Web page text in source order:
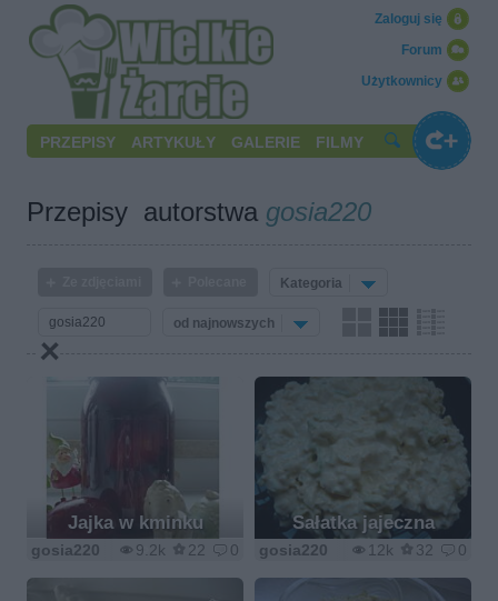
Użytkownicy
Forum
Zaloguj się
PRZEPISY ARTYKUŁY GALERIE FILMY
Przepisy autorstwa gosia220
Kategoria
od najnowszych
Jajka w kminku
9.2k 22 0
gosia220
Sałatka jajeczna
12k 32 0
gosia220